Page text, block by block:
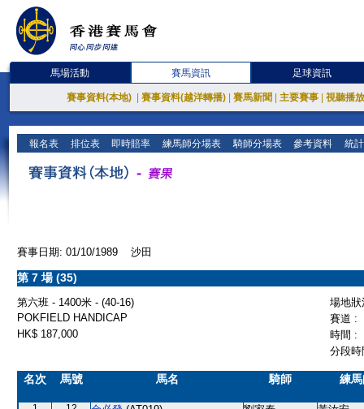
馬場活動 賽馬資訊 足球資訊
賽事資料(本地) 賽事資料(越洋轉播) 賽馬新聞 主要賽事 視聽播
報名表 排位表 即時賠率 練馬師分場表 騎師分場表 參考資料 統
賽事日期: 01/10/1989 沙田
第 7 場 (35)
第六班 - 1400米 - (40-16)
場地
POKFIELD HANDICAP
賽道 :
HK$ 187,000
時間 :
分段
名次 馬號 馬名 騎師 練